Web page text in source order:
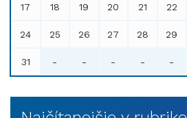
17 18 19 20 21 22
24 25 26 27 28 29
31 - - - - -